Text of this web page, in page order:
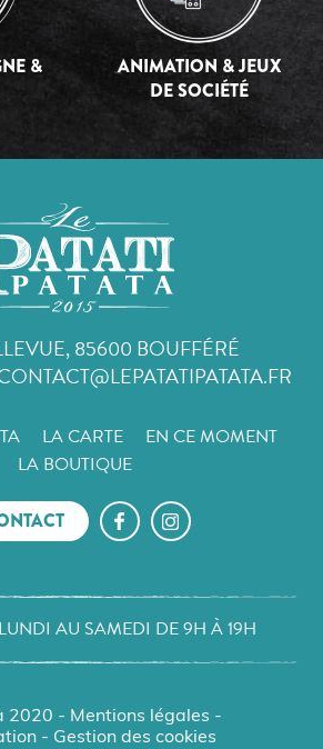
&
ANIMATION & JEUX
DE SOCIÉTÉ
85600 BOUFFÉRÉ
LA CARTE
EN CE MOMENT
LA BOUTIQUE
AU SAMEDI DE 9H À 19H
2020 - Mentions légales -
- Gestion des cookies